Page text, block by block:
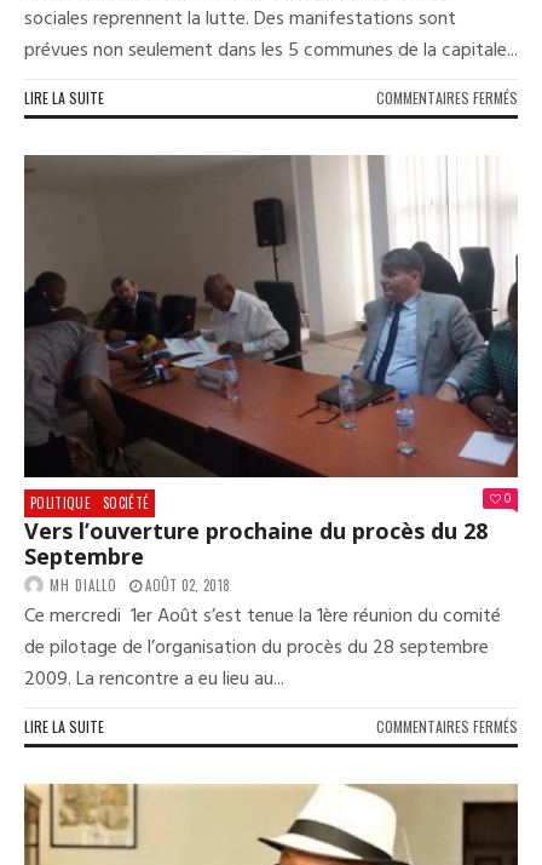
sociales reprennent la lutte. Des manifestations sont
prévues non seulement dans les 5 communes de la capitale...
LIRE LA SUITE COMMENTAIRES FERMÉS
SE
POLITIQUE SOCIÉTÉ 0
Vers l’ouverture prochaine du procès du 28
Septembre
MH DIALLO AOÛT 02, 2018
Ce mercredi 1er Août s’est tenue la 1ère réunion du comité
de pilotage de l’organisation du procès du 28 septembre
2009. La rencontre a eu lieu au...
LIRE LA SUITE COMMENTAIRES FERMÉS